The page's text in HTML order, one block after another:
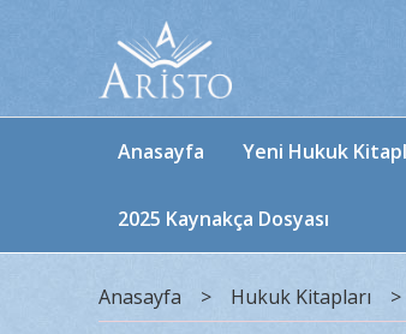
Anasayfa Yeni Hukuk
2025 Kaynakça Dosyası
Anasayfa > Hukuk Kitapları >